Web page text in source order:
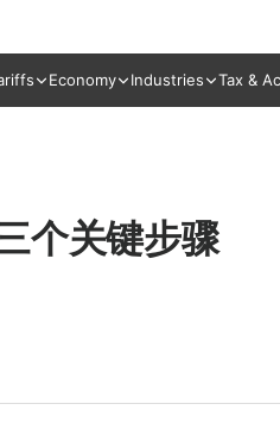
Economy Industries Tax &
个关键步骤